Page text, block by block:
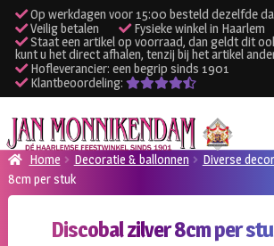
Op werkdagen voor 15:00 besteld dezelfde
Veilig betalen
Fysieke winkel in Haarlem
Staat een artikel op voorraad, dan geldt dit
kunt u het direct afhalen, tenzij bij het artikel
Hofleverancier: een begrip sinds 1901
Klantbeoordeling:
Ga
door
naar
navigatie
Ga
naar
de
inhoud Verhuur kleding
Verhuur apparatuur
Home Decoratie & ballonnen Diverse
8cm per stuk
Discobal zilver 8cm per